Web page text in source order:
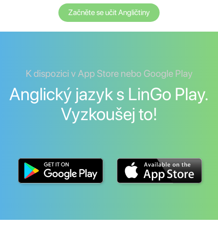
Začněte se učit Angličtiny
K dispozici v App Store nebo Google Play
Anglický jazyk s LinGo Play.
Vyzkoušej to!